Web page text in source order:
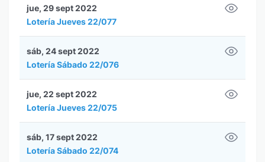
Lotería Jueves 22/077
jue, 29 sept 2022
Lotería Sábado 22/076
sáb, 24 sept 2022
Lotería Jueves 22/075
jue, 22 sept 2022
Lotería Sábado 22/074
sáb, 17 sept 2022